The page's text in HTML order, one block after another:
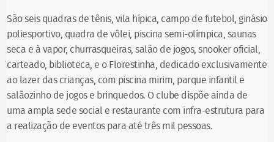
São seis quadras de tênis, vila hípica, campo de futebol, ginásio
poliesportivo, quadra de vôlei, piscina semi-olímpica, saunas
seca e à vapor, churrasqueiras, salão de jogos, snooker oficial,
carteado, biblioteca, e o Florestinha, dedicado exclusivamente
ao lazer das crianças, com piscina mirim, parque infantil e
salãozinho de jogos e brinquedos. O clube dispõe ainda de
uma ampla sede social e restaurante com infra-estrutura para
a realização de eventos para até três mil pessoas.